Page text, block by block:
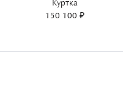
Куртка
150 100 ₽